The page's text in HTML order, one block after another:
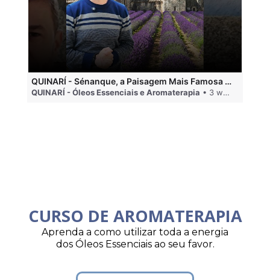
QUINARÍ - Sénanque, a Paisagem Mais Famosa da Aromaterapia
QUINARÍ - Óleos Essenciais e Aromaterapia • 3 weeks ago
CURSO DE AROMATERAPIA
Aprenda a como utilizar toda a energia
dos Óleos Essenciais ao seu favor.